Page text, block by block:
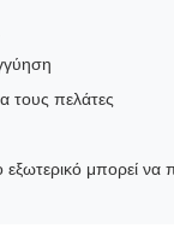
τους πελάτες
εξωτερικό μπορεί να